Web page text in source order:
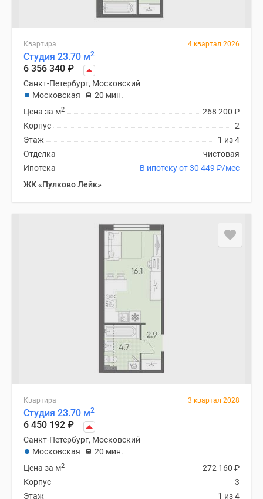
Квартира 4 квартал 2026
Студия 23.70 м2
6 356 340 ₽
Санкт-Петербург, Московский
Московская
20 мин.
268 200 ₽
Цена за м2
2
Корпус
1 из 4
Этаж
чистовая
Отделка
В ипотеку от 30 449 ₽/мес
Ипотека
ЖК «Пулково Лейк»
Квартира 3 квартал 2028
Студия 23.70 м2
6 450 192 ₽
Санкт-Петербург, Московский
Московская
20 мин.
272 160 ₽
Цена за м2
3
Корпус
1 из 4
Этаж